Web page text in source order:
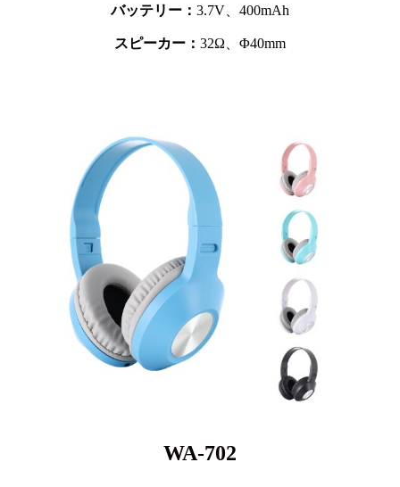
バッテリー： 3.7V、 400mAh
スピーカー： 32Ω、Φ40mm
WA-702